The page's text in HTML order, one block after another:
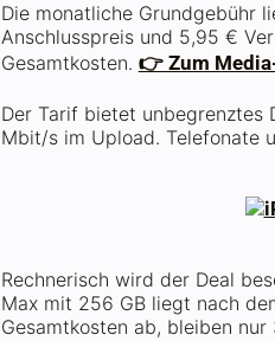
Die monatliche Grundgebühr
Anschlusspreis und 5,95 €
Gesamtkosten. 👉 Zum
Der Tarif bietet unbegrenztes
Mbit/s im Upload. Telefonate
Rechnerisch wird der Deal
Max mit 256 GB liegt nach
Gesamtkosten ab, bleiben